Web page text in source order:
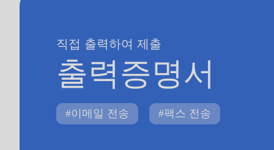
직접 출력하여 제출
출력증명서
#이메일 전송 #팩스 전송